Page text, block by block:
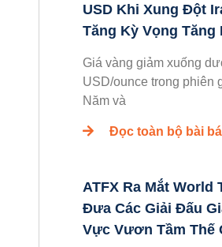
USD Khi Xung Đột
Tăng Kỳ Vọng Tăng
Giá vàng giảm xuống
USD/ounce trong phiên
Năm và
Đọc toàn bộ bài
ATFX Ra Mắt World
Đưa Các Giải Đấu
Vực Vươn Tầm Thế